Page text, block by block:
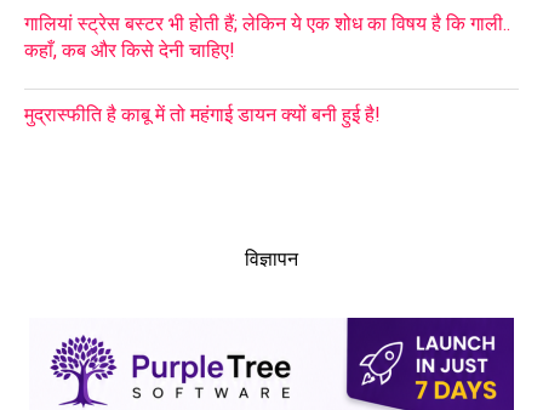
गालियां स्ट्रेस बस्टर भी होती हैं; लेकिन ये एक शोध का विषय है कि गाली..
कहाँ, कब और किसे देनी चाहिए!
मुद्रास्फीति है काबू में तो महंगाई डायन क्यों बनी हुई है!
विज्ञापन